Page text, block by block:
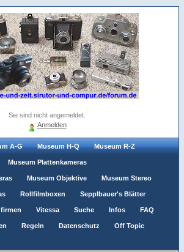
Sie sind nicht angemeldet.
Anmelden
A-G Museum H-Q Museum R-Z
Museum Plattenkameras
Museum Objektive Museum Stereo
Rollfilmboxen Sepplbauer's Blätter
Vitessa Suche Infos FAQ
Regeln Datenschutz Off Topic